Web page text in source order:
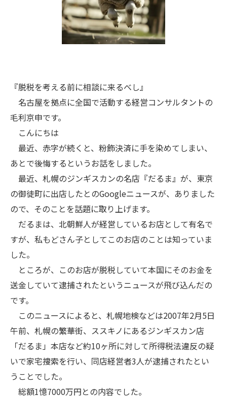
『脱税を考える前に相談に来るべし』
名古屋を拠点に全国で活動する経営コンサルタントの
毛利京申です。
こんにちは
最近、赤字が続くと、粉飾決済に手を染めてしまい、
あとで後悔するというお話をしました。
最近、札幌のジンギスカンの名店『だるま』が、東京
の御徒町に出店したとのGoogleニュースが、ありました
ので、そのことを話題に取り上げます。
だるまは、北朝鮮人が経営しているお店として有名で
すが、私もどさん子としてこのお店のことは知っていま
した。
ところが、このお店が脱税していて本国にそのお金を
送金していて逮捕されたというニュースが飛び込んだの
です。
このニュースによると、札幌地検などは2007年2月5日
午前、札幌の繁華街、ススキノにあるジンギスカン店
「だるま」本店など約10ヶ所に対して所得税法違反の疑
いで家宅捜索を行い、同店経営者3人が逮捕されたとい
うことでした。
総額1憶7000万円との内容でした。